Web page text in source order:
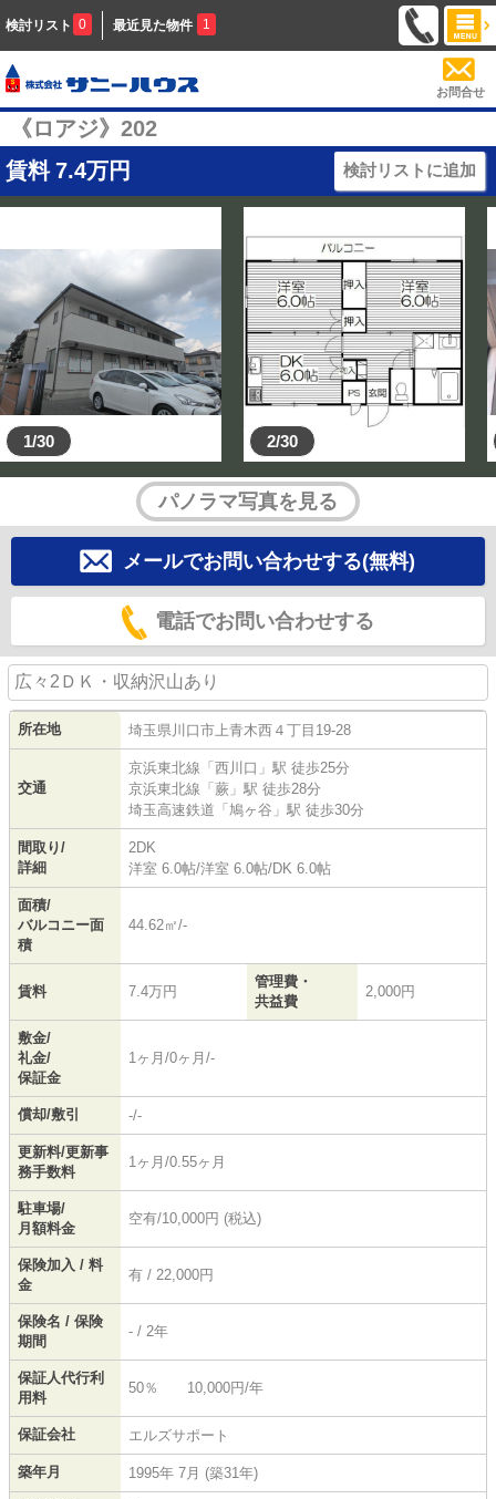
検討リスト 0 最近見た物件 1
お問合せ
《ロアジ》202
賃料 7.4万円 検討リストに追加
1/30 2/30
パノラマ写真を見る
メールでお問い合わせする(無料)
電話でお問い合わせする
広々2ＤＫ・収納沢山あり
所在地 埼玉県 川口市 上青木西 ４丁目19-28
交通
京浜東北線 「 西川口 」駅 徒歩25分
京浜東北線 「 蕨 」駅 徒歩28分
埼玉高速鉄道 「 鳩ヶ谷 」駅 徒歩30分
間取り/
詳細
2DK
洋室 6.0帖/洋室 6.0帖/DK 6.0帖
面積/
バルコニー面
積
44.62㎡/-
賃料 7.4万円
管理費・
共益費
2,000円
敷金/
礼金/
保証金
1ヶ月/0ヶ月/-
償却/敷引 -/-
更新料/更新事
務手数料
1ヶ月/0.55ヶ月
駐車場/
月額料金
空有/10,000円 (税込)
保険加入 / 料
金
有 / 22,000円
保険名 / 保険
期間
- / 2年
保証人代行利
用料
50％ 10,000円/年
保証会社 エルズサポート
築年月 1995年 7月 (築31年)